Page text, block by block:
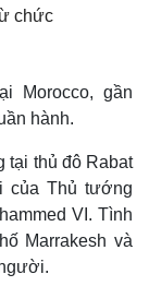
chức
Morocco, gần
hành.
tại thủ đô Rabat
của Thủ tướng
VI. Tình
Marrakesh và